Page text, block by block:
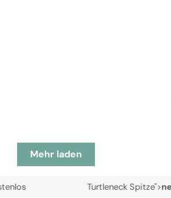
Mehr laden
Turtleneck Spitze">neu Paula